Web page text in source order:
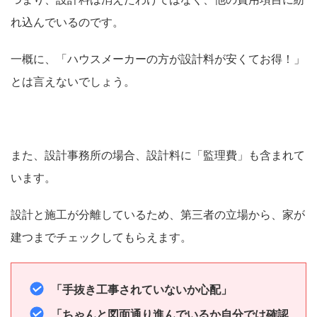
れ込んでいるのです。
一概に、「ハウスメーカーの方が設計料が安くてお得！」
とは言えないでしょう。
また、設計事務所の場合、設計料に「監理費」も含まれて
います。
設計と施工が分離しているため、第三者の立場から、家が
建つまでチェックしてもらえます。
「手抜き工事されていないか心配」